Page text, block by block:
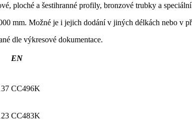
ploché a šestihranné profily, bronzové trubky a
mm. Možné je i jejich dodání v jiných délkách nebo v
dle výkresové dokumentace.
EN
CC496K
CC483K